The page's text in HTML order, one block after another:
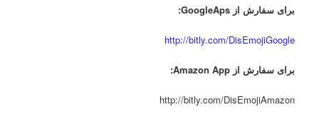
برای سفارش از GoogleAps:
http://bitly.com/DisEmojiGoogle
برای سفارش از Amazon App:
http://bitly.com/DisEmojiAmazon